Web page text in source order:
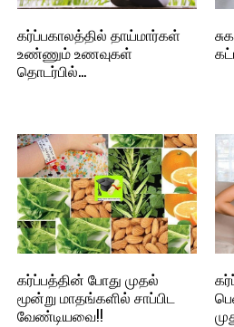
கர்ப்பகாலத்தில் தாய்மார்கள்
உண்ணும் உணவுகள்
தொடர்பில்…
கர்ப்பத்தின் போது முதல்
மூன்று மாதங்களில் சாப்பிட
வேண்டியவை!!